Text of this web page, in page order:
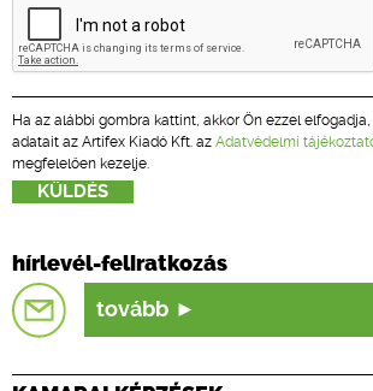
Ha az alábbi gombra kattint, akkor Ön ezzel
adatait az Artifex Kiadó Kft. az Adatvédelmi
megfelelően kezelje.
hírlevél-feliratkozás
tovább